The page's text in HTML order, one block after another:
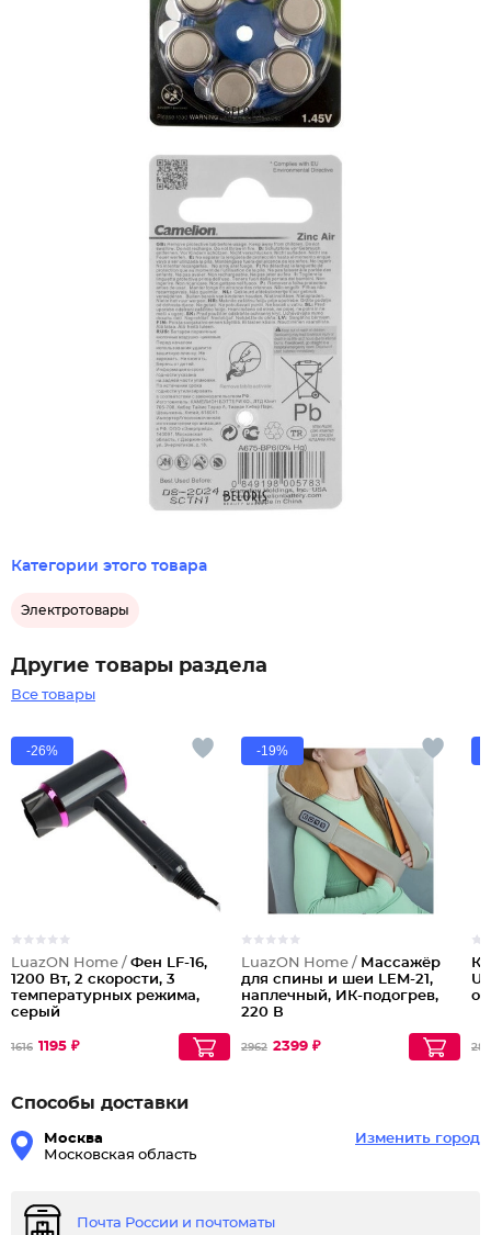
Категории этого товара
Электротовары
Другие товары раздела
Все товары
-26%
LuazON Home / Фен LF-16,
1200 Вт, 2 скорости, 3
температурных режима,
серый
1616 1195 ₽
-19%
LuazON Home / Массажёр
для спины и шеи LEM-21,
наплечный, ИК-подогрев,
220 В
2962 2399 ₽ 286
Способы доставки
Москва
Московская область
Изменить город
Почта России и почтоматы